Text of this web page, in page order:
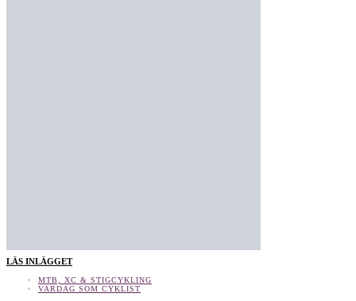
LÄS INLÄGGET
MTB, XC & STIGCYKLING
VARDAG SOM CYKLIST